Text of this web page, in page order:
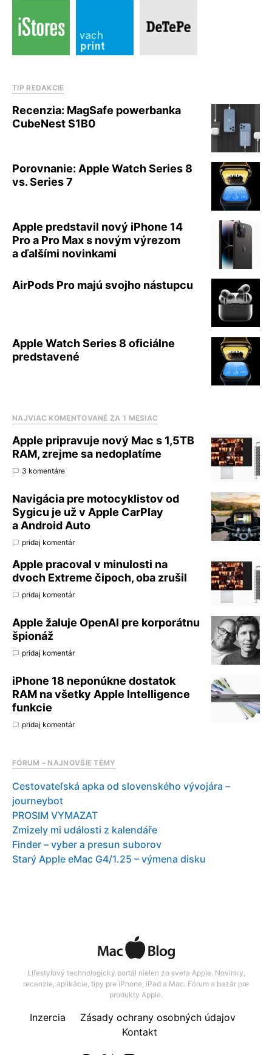
TIP REDAKCIE
Recenzia: MagSafe powerbanka
CubeNest S1B0
Porovnanie: Apple Watch Series 8
vs. Series 7
Apple predstavil nový iPhone 14
Pro a Pro Max s novým výrezom
a ďalšími novinkami
AirPods Pro majú svojho nástupcu
Apple Watch Series 8 oficiálne
predstavené
NAJVIAC KOMENTOVANÉ ZA 1 MESIAC
Apple pripravuje nový Mac s 1,5TB
RAM, zrejme sa nedoplatíme
3 komentáre
Navigácia pre motocyklistov od
Sygicu je už v Apple CarPlay
a Android Auto
pridaj komentár
Apple pracoval v minulosti na
dvoch Extreme čipoch, oba zrušil
pridaj komentár
Apple žaluje OpenAI pre korporátnu
špionáž
pridaj komentár
iPhone 18 neponúkne dostatok
RAM na všetky Apple Intelligence
funkcie
pridaj komentár
FÓRUM – NAJNOVŠIE TÉMY
Cestovateľská apka od slovenského vývojára –
journeybot
PROSIM VYMAZAT
Zmizely mi události z kalendáře
Finder – vyber a presun suborov
Starý Apple eMac G4/1.25 – výmena disku
Lifestylový technologický portál nielen zo sveta Apple. Novinky,
recenzie, aplikácie, tipy pre iPhone, iPad a Mac. Fórum a bazár pre
produkty Apple.
Inzercia
Zásady ochrany osobných údajov
Kontakt